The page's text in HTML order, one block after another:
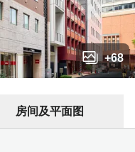
+68
房间及平面图